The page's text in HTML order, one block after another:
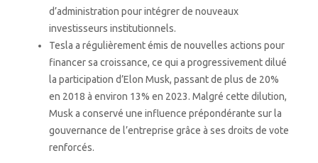
d’administration pour intégrer de nouveaux
investisseurs institutionnels.
Tesla a régulièrement émis de nouvelles actions pour
financer sa croissance, ce qui a progressivement dilué
la participation d’Elon Musk, passant de plus de 20%
en 2018 à environ 13% en 2023. Malgré cette dilution,
Musk a conservé une influence prépondérante sur la
gouvernance de l’entreprise grâce à ses droits de vote
renforcés.